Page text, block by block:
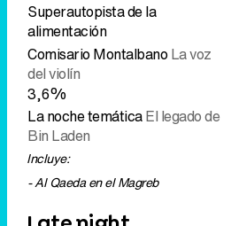
Superautopista de la
alimentación
Comisario MontalbanoLa voz
del violín
3,6%
La noche temáticaEl legado de
Bin Laden
Incluye:
- Al Qaeda en el Magreb